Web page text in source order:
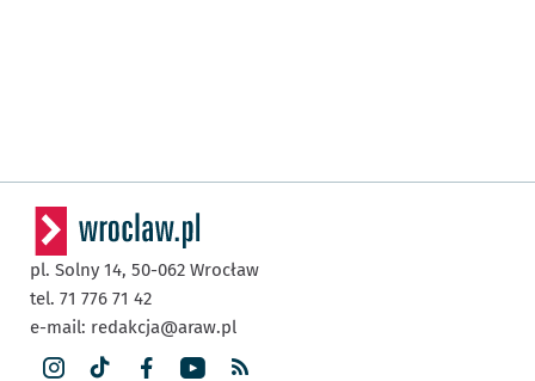
pl. Solny 14, 50-062 Wrocław
tel. 71 776 71 42
e-mail: redakcja@araw.pl